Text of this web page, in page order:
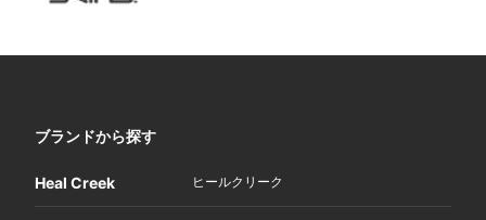
ブランドから探す
Heal Creek ヒールクリーク